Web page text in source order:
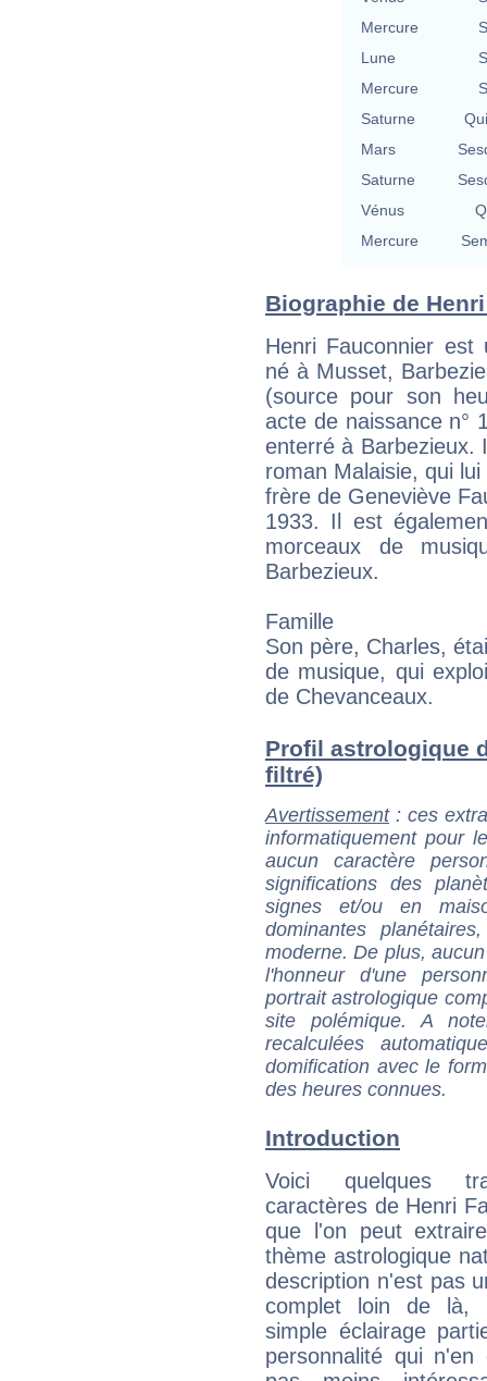
Mercure
Lune
Mercure
Saturne
Mars
Saturne
Vénus
Mercure
Biographie de
Henri Fauconnier est
né à Musset,
(source pour son
acte de naissance n°
enterré à Barbezieux.
roman Malaisie, qui
frère de Geneviève
1933. Il est
morceaux de
Barbezieux.
Famille
Son père, Charles,
de musique, qui
de Chevanceaux.
Profil astrologique
filtré)
Avertissement: ces
informatiquement pour
aucun caractère
significations des
signes et/ou en
dominantes
moderne. De plus,
l'honneur d'une
portrait astrologique
site polémique. A
recalculées
domification avec le
des heures connues.
Introduction
Voici quelques
caractères de Henri
que l'on peut
thème astrologique
description n'est pas
complet loin de là,
simple éclairage
personnalité qui n'en